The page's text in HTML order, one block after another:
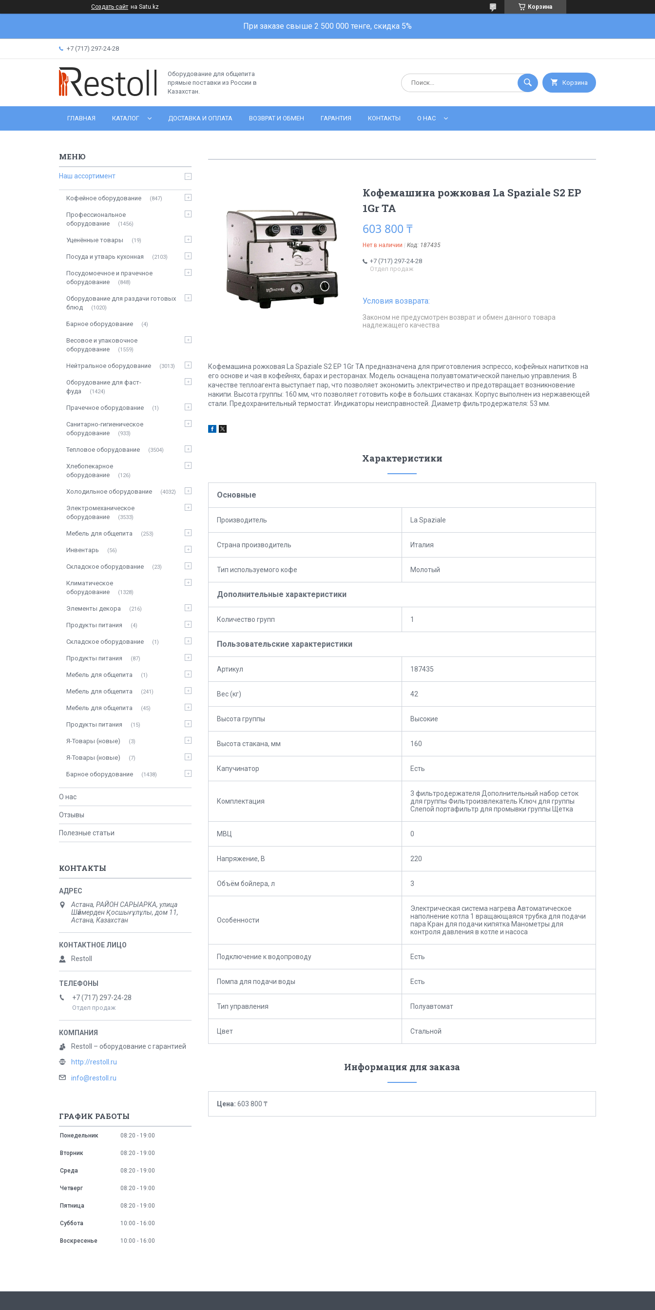
Создать сайт на Satu.kz Корзина
При заказе свыше 2 500 000 тенге, скидка 5%
+7 (717) 297-24-28
Оборудование для общепита
прямые поставки из России в
Казахстан.
Корзина
ГЛАВНАЯ КАТАЛОГ ДОСТАВКА И ОПЛАТА ВОЗВРАТ И ОБМЕН ГАРАНТИЯ КОНТАКТЫ О НАС
Кофемашина рожковая La Spaziale S2 EP
1Gr TA
603 800 ₸
Нет в наличии Код: 187435
+7 (717) 297-24-28
Отдел продаж
Законом не предусмотрен возврат и обмен данного товара
надлежащего качества
Кофемашина рожковая La Spaziale S2 EP 1Gr TA предназначена для приготовления эспрессо, кофейных напитков на
его основе и чая в кофейнях, барах и ресторанах. Модель оснащена полуавтоматической панелью управления. В
качестве теплоагента выступает пар, что позволяет экономить электричество и предотвращает возникновение
накипи. Высота группы: 160 мм, что позволяет готовить кофе в больших стаканах. Корпус выполнен из нержавеющей
стали. Предохранительный термостат. Индикаторы неисправностей. Диаметр фильтродержателя: 53 мм.
Характеристики
Основные
Производитель La Spaziale
Страна производитель Италия
Тип используемого кофе Молотый
Дополнительные характеристики
Количество групп 1
Пользовательские характеристики
Артикул 187435
Вес (кг) 42
Высота группы Высокие
Высота стакана, мм 160
Капучинатор Есть
Комплектация
3 фильтродержателя Дополнительный набор сеток
для группы Фильтроизвлекатель Ключ для группы
Слепой портафильтр для промывки группы Щетка
МВЦ 0
Напряжение, В 220
Объём бойлера, л 3
Особенности
Электрическая система нагрева Автоматическое
наполнение котла 1 вращающаяся трубка для подачи
пара Кран для подачи кипятка Манометры для
контроля давления в котле и насоса
Подключение к водопроводу Есть
Помпа для подачи воды Есть
Тип управления Полуавтомат
Цвет Стальной
Информация для заказа
Цена: 603 800 ₸
Наш ассортимент
Кофейное оборудование 847
Профессиональное
оборудование
1456
Уценённые товары 19
Посуда и утварь кухонная 2103
Посудомоечное и прачечное
оборудование
848
Оборудование для раздачи готовых
блюд
1020
Барное оборудование 4
Весовое и упаковочное
оборудование
1559
Нейтральное оборудование 3013
Оборудование для фаст-
фуда
1424
Прачечное оборудование 1
Санитарно-гигиеническое
оборудование
933
Тепловое оборудование 3504
Хлебопекарное
оборудование
126
Холодильное оборудование 4032
Электромеханическое
оборудование
3533
Мебель для общепита 253
Инвентарь 56
Складское оборудование 23
Климатическое
оборудование
1328
Элементы декора 216
Продукты питания 4
Складское оборудование 1
Продукты питания 87
Мебель для общепита 1
Мебель для общепита 241
Мебель для общепита 45
Продукты питания 15
Я-Товары (новые) 3
Я-Товары (новые) 7
Барное оборудование 1438
О нас
Отзывы
Полезные статьи
КОНТАКТЫ
Астана, РАЙОН САРЫАРКА, улица
Шәймерден Қосшығұлұлы, дом 11,
Астана, Казахстан
Restoll
+7 (717) 297-24-28
Отдел продаж
Restoll – оборудование с гарантией
http://restoll.ru
info@restoll.ru
ГРАФИК РАБОТЫ
Понедельник 08:20 19:00
Вторник 08:20 19:00
Среда 08:20 19:00
Четверг 08:20 19:00
Пятница 08:20 19:00
Суббота 10:00 16:00
Воскресенье 10:00 16:00